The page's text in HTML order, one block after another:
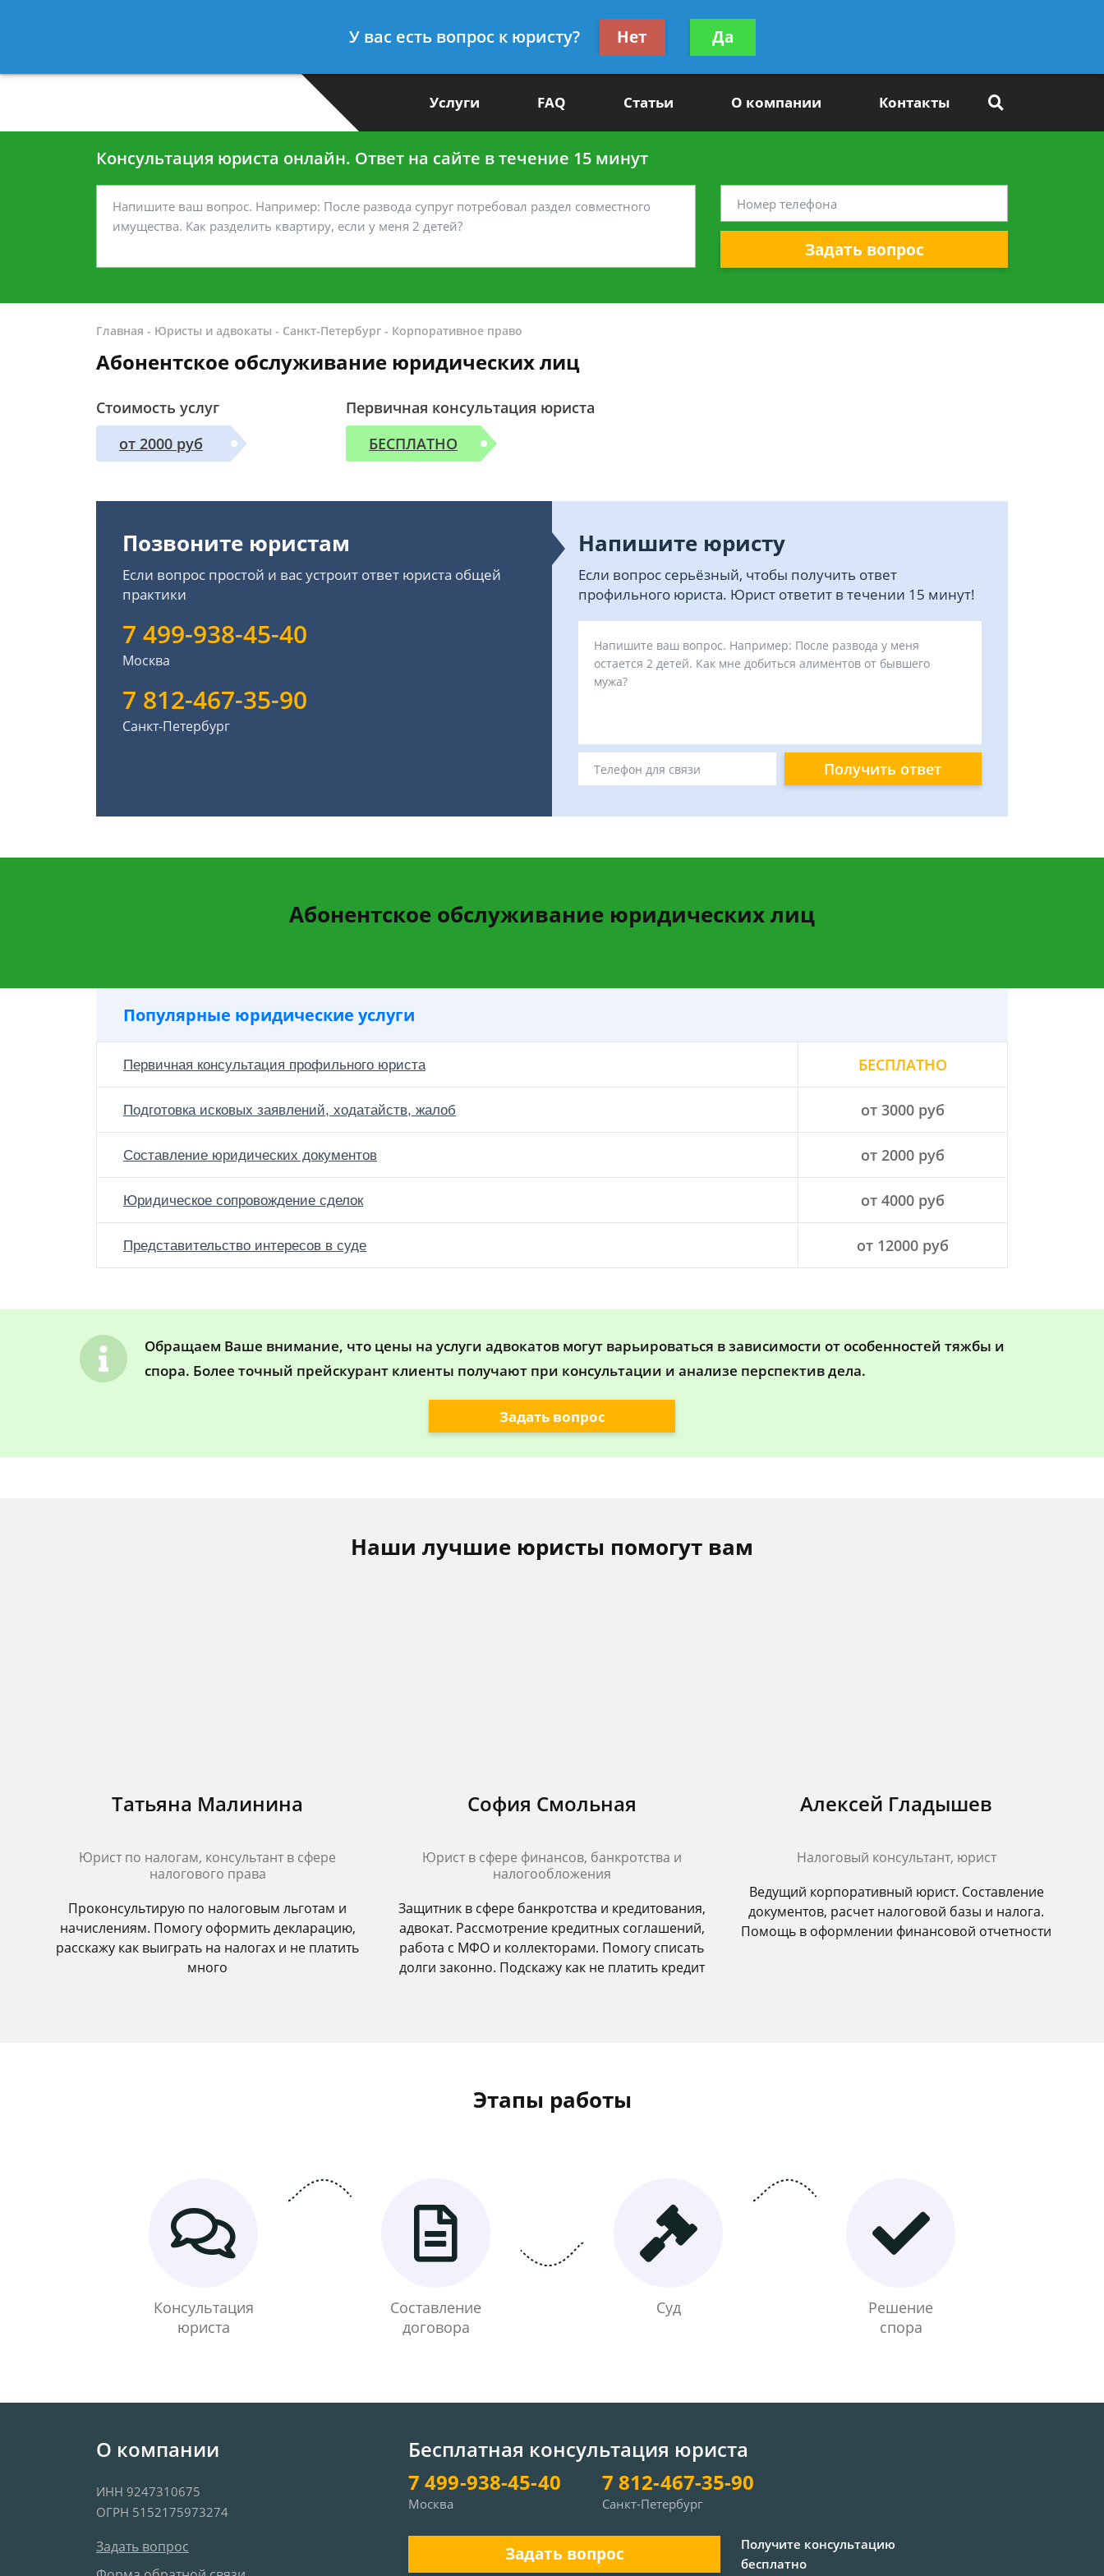
7 812-467-35-90
Получите консультацию
бесплатно
Услуги FAQ Статьи О компании Контакты
Консультация юриста онлайн. Ответ на сайте в течение 15 минут
Задать вопрос
Главная - Юристы и адвокаты - Санкт-Петербург - Корпоративное право
Абонентское обслуживание юридических лиц
Стоимость услуг
от 2000 руб
Первичная консультация юриста
БЕСПЛАТНО
Позвоните юристам
Если вопрос простой и вас устроит ответ юриста общей
практики
7 499-938-45-40
Москва
7 812-467-35-90
Санкт-Петербург
Напишите юристу
Если вопрос серьёзный, чтобы получить ответ
профильного юриста. Юрист ответит в течении 15 минут!
Получить ответ
Абонентское обслуживание юридических лиц
Популярные юридические услуги
Первичная консультация профильного юриста БЕСПЛАТНО
Подготовка исковых заявлений, ходатайств, жалоб от 3000 руб
Составление юридических документов от 2000 руб
Юридическое сопровождение сделок от 4000 руб
Представительство интересов в суде от 12000 руб
Обращаем Ваше внимание, что цены на услуги адвокатов могут варьироваться в зависимости от особенностей тяжбы и
спора. Более точный прейскурант клиенты получают при консультации и анализе перспектив дела.
Задать вопрос
Наши лучшие юристы помогут вам
Татьяна Малинина
Юрист по налогам, консультант в сфере
налогового права
Проконсультирую по налоговым льготам и
начислениям. Помогу оформить декларацию,
расскажу как выиграть на налогах и не платить
много
София Смольная
Юрист в сфере финансов, банкротства и
налогообложения
Защитник в сфере банкротства и кредитования,
адвокат. Рассмотрение кредитных соглашений,
работа с МФО и коллекторами. Помогу списать
долги законно. Подскажу как не платить кредит
Алексей Гладышев
Налоговый консультант, юрист
Ведущий корпоративный юрист. Составление
документов, расчет налоговой базы и налога.
Помощь в оформлении финансовой отчетности
Этапы работы
Консультация
юриста
Составление
договора
Суд
Решение
спора
О компании
ИНН 9247310675
ОГРН 5152175973274
Задать вопрос
Бесплатная консультация юриста
7 499-938-45-40
Москва
7 812-467-35-90
Санкт-Петербург
Задать вопрос
Получите консультацию
бесплатно
У вас есть вопрос к юристу? Нет Да